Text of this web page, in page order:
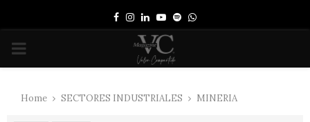
Facebook
Instagram
LinkedinYoutube
SpotifyWhatsapp
PRIMARY
Home SECTORES INDUSTRIALES MINERIA